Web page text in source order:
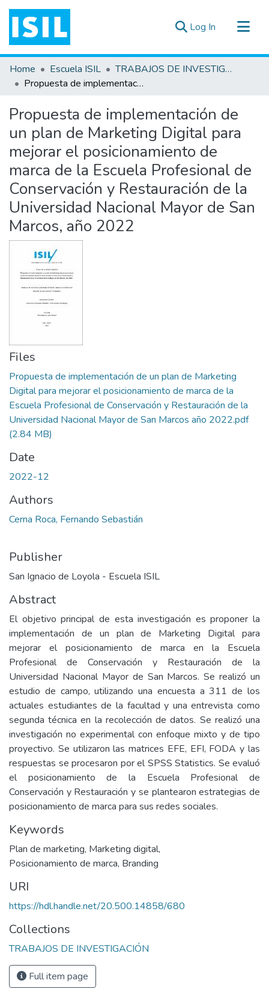
Log In (current)
All of DSpace
Statistics
Documentos ▾
Home Escuela ISIL
TRABAJOS DE INVESTIGACIÓN
Propuesta de implementación de un plan de Marketing Digital para mejorar el posicionamiento de marca de la Escuela Profesional de Conservación y Restauración de la Universidad Nacional Mayor de San Marcos, año 2022
Propuesta de implementación de
un plan de Marketing Digital para
mejorar el posicionamiento de
marca de la Escuela Profesional de
Conservación y Restauración de la
Universidad Nacional Mayor de San
Marcos, año 2022
Files
Propuesta de implementación de un plan de Marketing
Digital para mejorar el posicionamiento de marca de la
Escuela Profesional de Conservación y Restauración de la
Universidad Nacional Mayor de San Marcos año 2022.pdf
(2.84 MB)
Date
2022-12
Authors
Cerna Roca, Fernando Sebastián
Publisher
San Ignacio de Loyola - Escuela ISIL
Abstract
El objetivo principal de esta investigación es proponer la
implementación de un plan de Marketing Digital para
mejorar el posicionamiento de marca en la Escuela
Profesional de Conservación y Restauración de la
Universidad Nacional Mayor de San Marcos. Se realizó un
estudio de campo, utilizando una encuesta a 311 de los
actuales estudiantes de la facultad y una entrevista como
segunda técnica en la recolección de datos. Se realizó una
investigación no experimental con enfoque mixto y de tipo
proyectivo. Se utilizaron las matrices EFE, EFI, FODA y las
respuestas se procesaron por el SPSS Statistics. Se evaluó
el posicionamiento de la Escuela Profesional de
Conservación y Restauración y se plantearon estrategias de
posicionamiento de marca para sus redes sociales.
Keywords
Plan de marketing, Marketing digital,
Posicionamiento de marca, Branding
URI
https://hdl.handle.net/20.500.14858/680
Collections
TRABAJOS DE INVESTIGACIÓN
Full item page